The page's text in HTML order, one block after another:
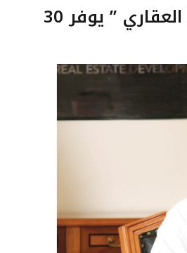
120 ألف مستفيد لم يراجعوه .. ” الصندوق العقاري ” يوفر 30